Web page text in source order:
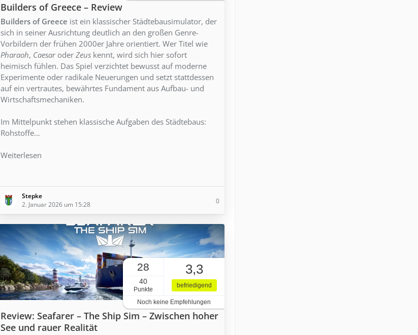
Builders of Greece – Review
Builders of Greece ist ein klassischer Städtebausimulator, der
sich in seiner Ausrichtung deutlich an den großen Genre-
Vorbildern der frühen 2000er Jahre orientiert. Wer Titel wie
Pharaoh, Caesaroder Zeus kennt, wird sich hier sofort
heimisch fühlen. Das Spiel verzichtet bewusst auf moderne
Experimente oder radikale Neuerungen und setzt stattdessen
auf ein vertrautes, bewährtes Fundament aus Aufbau- und
Wirtschaftsmechaniken.
Im Mittelpunkt stehen klassische Aufgaben des Städtebaus:
Rohstoffe…
Weiterlesen
Stepke
2. Januar 2026 um 15:28
0
28
40
Punkte
3,3
befriedigend
Noch keine Empfehlungen
Review: Seafarer – The Ship Sim – Zwischen hoher
See und rauer Realität